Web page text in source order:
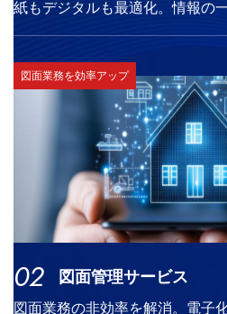
紙もデジタルも最適化。情報の
図面業務を効率アップ
02 図面管理サービス
図面業務の非効率を解消。電子